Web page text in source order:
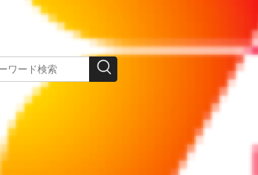
この記事を印刷する
仕事の両立支援で会社は誰